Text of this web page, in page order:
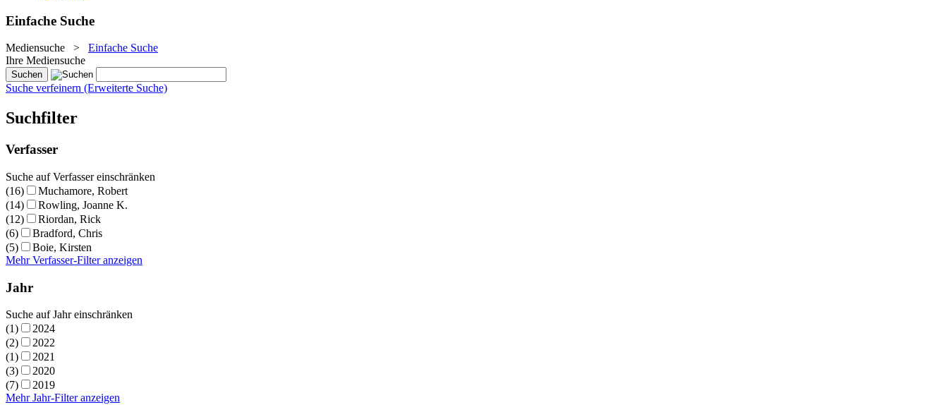
Einfache Suche
Mediensuche > Einfache Suche
Ihre Mediensuche
Suche verfeinern (Erweiterte Suche)
Suchfilter
Verfasser
Suche auf Verfasser einschränken
(16)
Muchamore, Robert
(14)
Rowling, Joanne K.
(12)
Riordan, Rick
(6)
Bradford, Chris
(5)
Boie, Kirsten
Mehr Verfasser-Filter anzeigen
Jahr
Suche auf Jahr einschränken
(1)
2024
(2)
2022
(1)
2021
(3)
2020
(7)
2019
Mehr Jahr-Filter anzeigen